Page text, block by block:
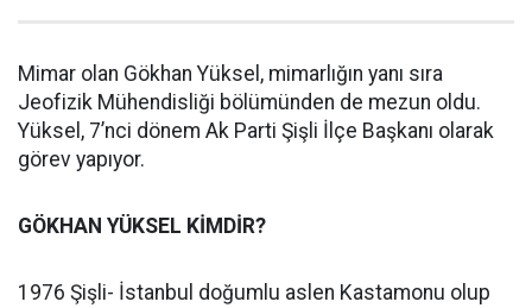
Mimar olan Gökhan Yüksel, mimarlığın yanı sıra
Jeofizik Mühendisliği bölümünden de mezun oldu.
Yüksel, 7’nci dönem Ak Parti Şişli İlçe Başkanı olarak
görev yapıyor.
GÖKHAN YÜKSEL KİMDİR?
1976 Şişli- İstanbul doğumlu aslen Kastamonu olup